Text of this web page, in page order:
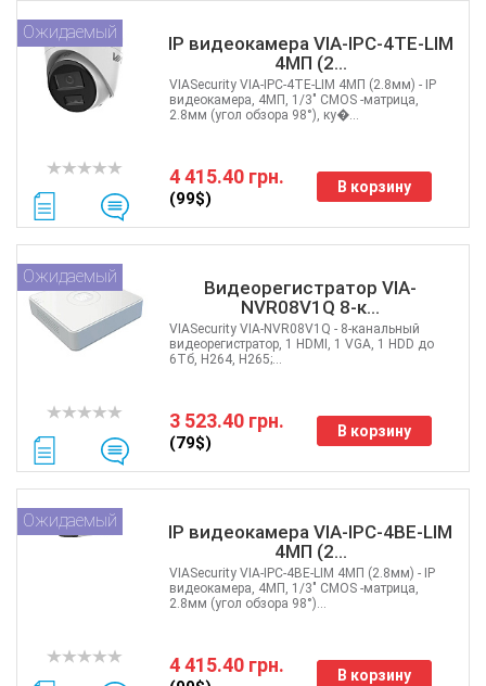
Ritar
Fujikura
IMOU
DVP
Одескабель
ЗЗКМ
Netis
Fibaro
Logic Power
Furukawa
Signal Fire
Grandstream
Utepo
Zyxel
Yokogawa
Mercusys
IP видеокамера VIA-IPC-4TE-LIM
4МП (2...
Ожидаемый
4 415.40 грн.
(99$)
В корзину
VIASecurity VIA-IPC-4TE-LIM 4МП (2.8мм) - IP
видеокамера, 4МП, 1/3" CMOS -матрица,
2.8мм (угол обзора 98°), ку�...
Видеорегистратор VIA-
NVR08V1Q 8-к...
Ожидаемый
3 523.40 грн.
(79$)
В корзину
VIASecurity VIA-NVR08V1Q - 8-канальный
видеорегистратор, 1 HDMI, 1 VGA, 1 HDD до
6Тб, H264, H265;...
IP видеокамера VIA-IPC-4BE-LIM
4МП (2...
Ожидаемый
4 415.40 грн. В корзину
VIASecurity VIA-IPC-4BE-LIM 4МП (2.8мм) - IP
видеокамера, 4МП, 1/3" CMOS -матрица,
2.8мм (угол обзора 98°)...